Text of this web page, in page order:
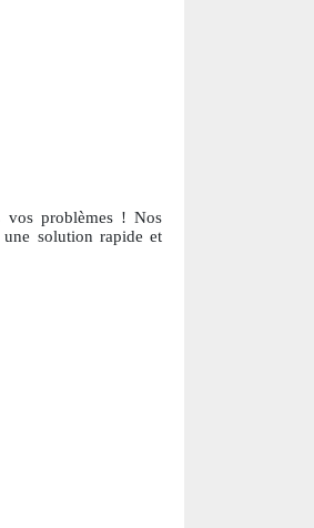
vos problèmes ! Nos
solution rapide et